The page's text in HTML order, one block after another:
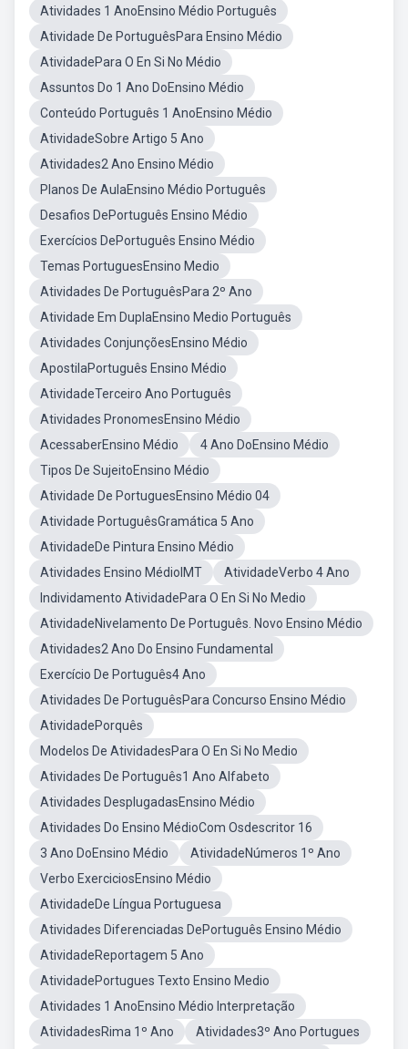
Atividades 1 AnoEnsino Médio Português
Atividade De PortuguêsPara Ensino Médio
AtividadePara O En Si No Médio
Assuntos Do 1 Ano DoEnsino Médio
Conteúdo Português 1 AnoEnsino Médio
AtividadeSobre Artigo 5 Ano
Atividades2 Ano Ensino Médio
Planos De AulaEnsino Médio Português
Desafios DePortuguês Ensino Médio
Exercícios DePortuguês Ensino Médio
Temas PortuguesEnsino Medio
Atividades De PortuguêsPara 2º Ano
Atividade Em DuplaEnsino Medio Português
Atividades ConjunçõesEnsino Médio
ApostilaPortuguês Ensino Médio
AtividadeTerceiro Ano Português
Atividades PronomesEnsino Médio
AcessaberEnsino Médio
4 Ano DoEnsino Médio
Tipos De SujeitoEnsino Médio
Atividade De PortuguesEnsino Médio 04
Atividade PortuguêsGramática 5 Ano
AtividadeDe Pintura Ensino Médio
Atividades Ensino MédioIMT
AtividadeVerbo 4 Ano
Individamento AtividadePara O En Si No Medio
AtividadeNivelamento De Português. Novo Ensino Médio
Atividades2 Ano Do Ensino Fundamental
Exercício De Português4 Ano
Atividades De PortuguêsPara Concurso Ensino Médio
AtividadePorquês
Modelos De AtividadesPara O En Si No Medio
Atividades De Português1 Ano Alfabeto
Atividades DesplugadasEnsino Médio
Atividades Do Ensino MédioCom Osdescritor 16
3 Ano DoEnsino Médio
AtividadeNúmeros 1º Ano
Verbo ExerciciosEnsino Médio
AtividadeDe Língua Portuguesa
Atividades Diferenciadas DePortuguês Ensino Médio
AtividadeReportagem 5 Ano
AtividadePortugues Texto Ensino Medio
Atividades 1 AnoEnsino Médio Interpretação
AtividadesRima 1º Ano
Atividades3º Ano Portugues